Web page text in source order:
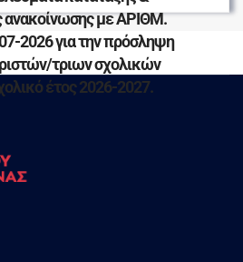
ανακοίνωσης με ΑΡΙΘΜ.
2026 για την πρόσληψη
τριων σχολικών
έτος 2026-2027.